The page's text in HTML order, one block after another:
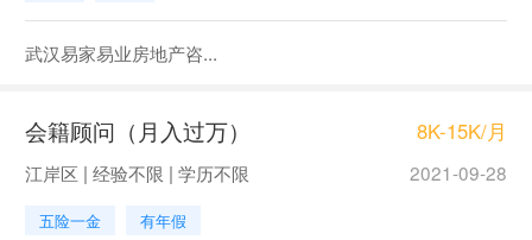
武汉易家易业房地产咨...
会籍顾问（月入过万） 8K-15K/月
江岸区 | 经验不限 | 学历不限 2021-09-28
五险一金 有年假